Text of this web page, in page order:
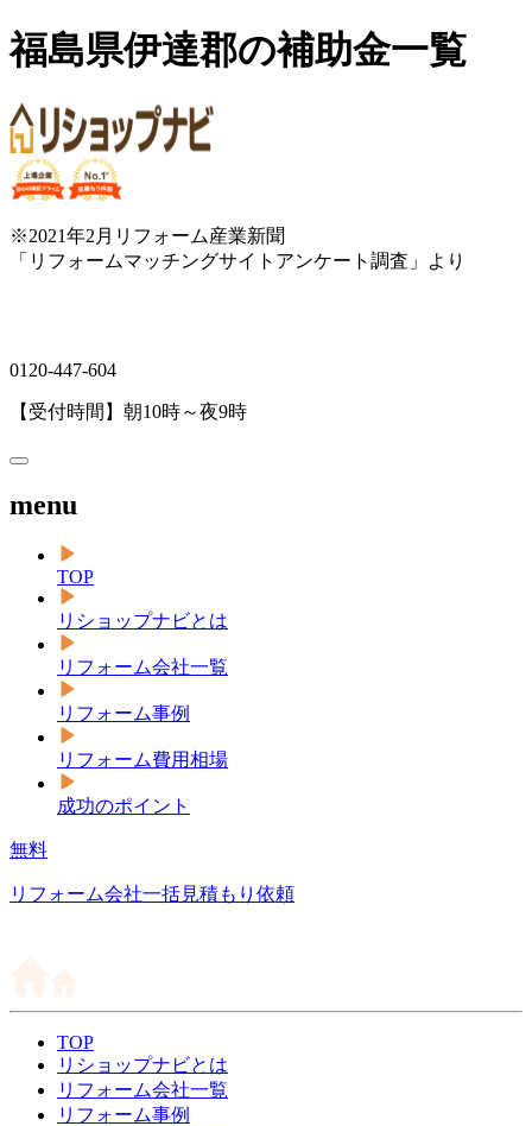
福島県伊達郡の補助金一覧
※2021年2月リフォーム産業新聞
「リフォームマッチングサイトアンケート調査」より
0120-447-604
【受付時間】朝10時～夜9時
menu
TOP
リショップナビとは
リフォーム会社一覧
リフォーム事例
リフォーム費用相場
成功のポイント
無料
リフォーム会社一括見積もり依頼
TOP
リショップナビとは
リフォーム会社一覧
リフォーム事例